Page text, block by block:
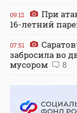
09:12
При
16-летний
07:51
забросила во
мусором
8